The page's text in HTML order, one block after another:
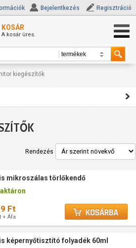
Bejelentkezés Regisztráció
KOSÁR
A kosár üres.
kiegészítők
Rendezés
mikroszálas törlőkendő
Ft
+ Áfa
képernyőtisztító folyadék 60ml